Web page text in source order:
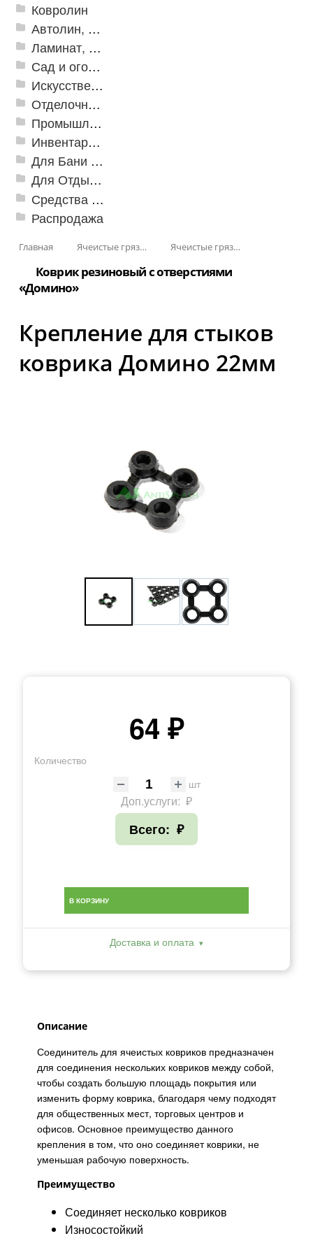
Ковролин
Автолин, Транслин, Линолеум
Ламинат, Кварцвиниловая плитка SPC
Сад и огород
Искусственная трава
Отделочные профили
Промышленный текстиль
Инвентарь для клининга
Для Бани и Сауны
Для Отдыха и Пикника
Средства от насекомых и садовых вредителей
Распродажа
Главная Ячеистые грязезащитные покрытия Ячеистые грязезащитные покрытия «Домино»
Коврик резиновый с отверстиями
«Домино»
Крепление для стыков
коврика Домино 22мм
64 ₽
Количество
шт
Доп.услуги: ₽
Всего: ₽
В КОРЗИНУ
Доставка и оплата
Описание
Соединитель для ячеистых ковриков предназначен
для соединения нескольких ковриков между собой,
чтобы создать большую площадь покрытия или
изменить форму коврика, благодаря чему подходят
для общественных мест, торговых центров и
офисов. Основное преимущество данного
крепления в том, что оно соединяет коврики, не
уменьшая рабочую поверхность.
Преимущество
Соединяет несколько ковриков
Износостойкий